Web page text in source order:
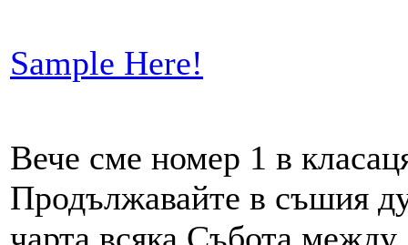
Sample Here!
Вече сме номер 1 в
Продължавайте в съшия